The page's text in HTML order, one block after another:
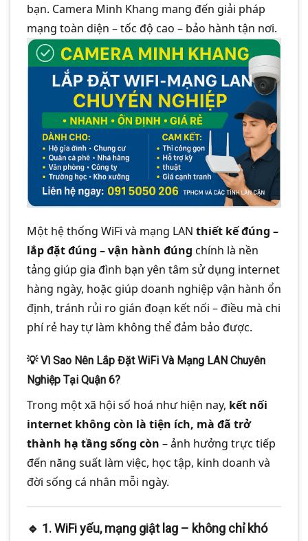
bạn. Camera Minh Khang mang đến giải pháp
mạng toàn diện – tốc độ cao – bảo hành tận nơi.
Một hệ thống WiFi và mạng LAN thiết kế đúng –
lắp đặt đúng – vận hành đúng chính là nền
tảng giúp gia đình bạn yên tâm sử dụng internet
hàng ngày, hoặc giúp doanh nghiệp vận hành ổn
định, tránh rủi ro gián đoạn kết nối – điều mà chi
phí rẻ hay tự làm không thể đảm bảo được.
💡 Vì Sao Nên Lắp Đặt WiFi Và Mạng LAN Chuyên
Nghiệp Tại Quận 6?
Trong một xã hội số hoá như hiện nay, kết nối
internet không còn là tiện ích, mà đã trở
thành hạ tầng sống còn – ảnh hưởng trực tiếp
đến năng suất làm việc, học tập, kinh doanh và
đời sống cá nhân mỗi ngày.
🔹 1.WiFi yếu, mạng giật lag – không chỉ khó